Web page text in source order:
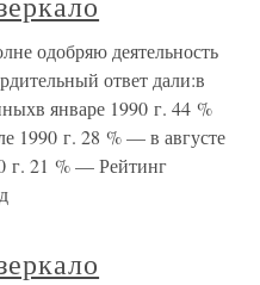
одобряю деятельность
ответ дали:в
январе 1990 г. 44 %
1990 г. 28 % — в августе
г. 21 % — Рейтинг